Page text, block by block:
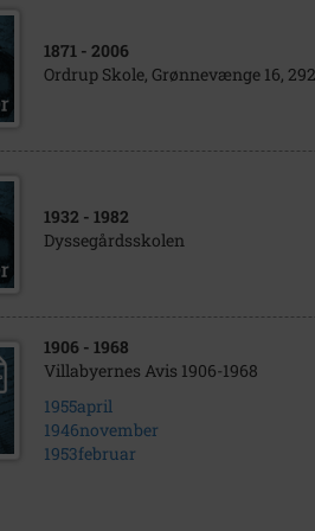
1871 - 2006
Ordrup Skole, Grønnevænge 16,
1932 - 1982
Dyssegårdsskolen
1906 - 1968
Villabyernes Avis 1906-1968
1955april
1946november
1953februar